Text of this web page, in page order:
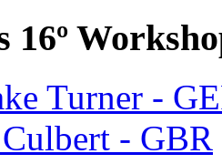
16º
Turner -
- GBR